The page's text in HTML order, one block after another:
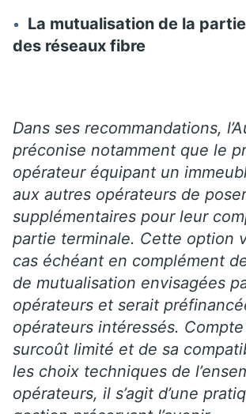
La mutualisation de la
des réseaux fibre
Dans ses recommandations,
préconise notamment que le
opérateur équipant un
aux autres opérateurs de
supplémentaires pour leur
partie terminale. Cette option
cas échéant en complément
de mutualisation envisagées
opérateurs et serait
opérateurs intéressés.
surcoût limité et de sa
les choix techniques de
opérateurs, il s’agit d’une